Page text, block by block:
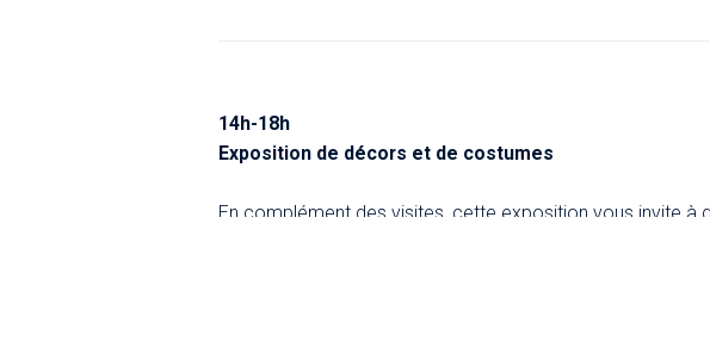
14h-18h
Exposition de décors et de costumes
En complément des visites, cette exposition vous invite à